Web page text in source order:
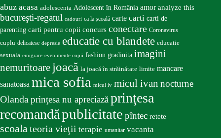
abuz acasa adolescenta Adolescent în România amor analyze this
bucureşti-regatul cadouri ca la școală carte carti carti de
parenting carti pentru copii concurs conectare Coronavirus
cuplu delicatese depresie educatie cu blandete educatie
sexuala emigrare evenimente copii fashion gradinita imagini
nemuritoare joacă la joacă în străinătate limite mancare
sanatoasa mica sofia micul iv micul ivan nocturne
Olandaprinţesa nu apreciazăprinţesa
recomandăpublicitate pîntec retete
scoalateoria vieţii terapie umanitar vacanta